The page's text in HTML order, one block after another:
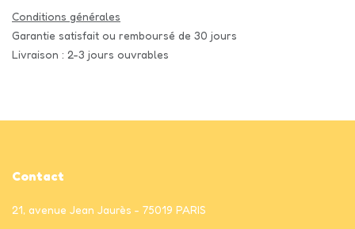
Conditions générales
Garantie satisfait ou remboursé de 30 jours
Livraison : 2-3 jours ouvrables
Contact
21, avenue Jean Jaurès - 75019 PARIS